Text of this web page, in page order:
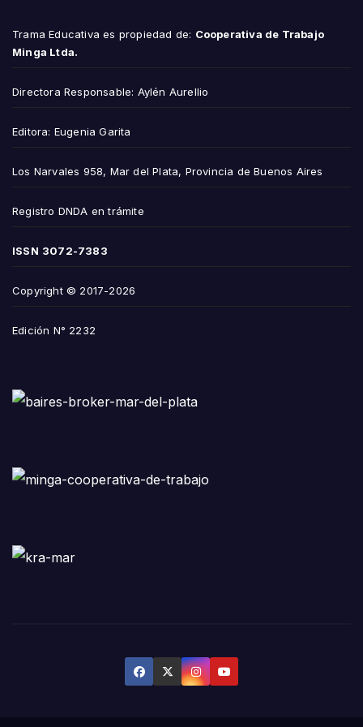
Trama Educativa es propiedad de: Cooperativa de Trabajo
Minga Ltda.
Directora Responsable: Aylén Aurellio
Editora: Eugenia Garita
Los Narvales 958, Mar del Plata, Provincia de Buenos Aires
Registro DNDA en trámite
ISSN 3072-7383
Copyright © 2017-2026
Edición N° 2232